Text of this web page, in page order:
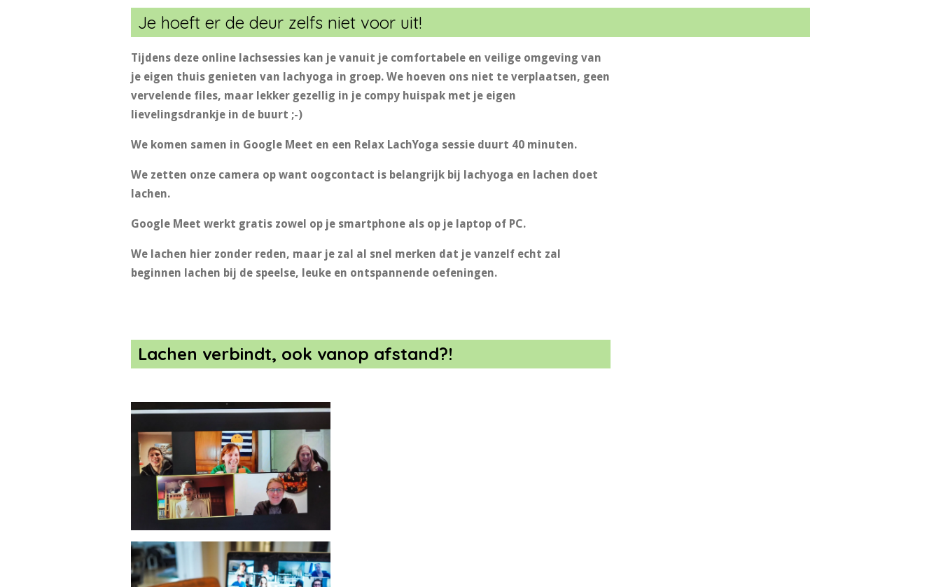
Je hoeft er de deur zelfs niet voor uit!
Tijdens deze online lachsessies kan je vanuit je comfortabele en veilige omgeving van
je eigen thuis genieten van lachyoga in groep. We hoeven ons niet te verplaatsen, geen
vervelende files, maar lekker gezellig in je compy huispak met je eigen
lievelingsdrankje in de buurt ;-)
We komen samen in Google Meet en een Relax LachYoga sessie duurt 40 minuten.
We zetten onze camera op want oogcontact is belangrijk bij lachyoga en lachen doet
lachen.
Google Meet werkt gratis zowel op je smartphone als op je laptop of PC.
We lachen hier zonder reden, maar je zal al snel merken dat je vanzelf echt zal
beginnen lachen bij de speelse, leuke en ontspannende oefeningen.
Lachen verbindt, ook vanop afstand?!